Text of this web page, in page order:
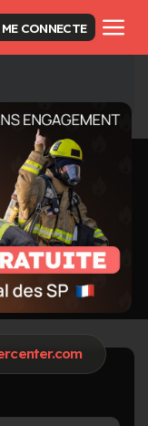
CONNECTE
pompiers
Francis